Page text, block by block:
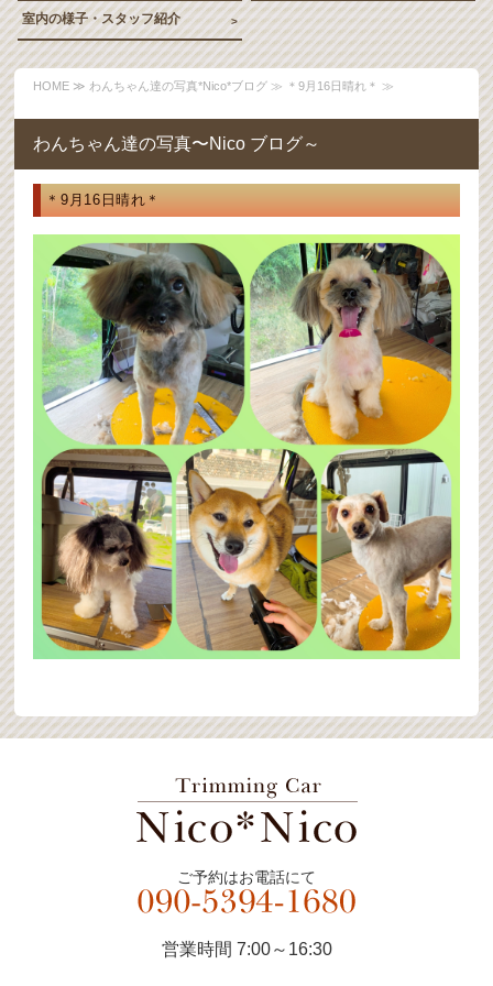
室内の様子・スタッフ紹介
HOME ≫ わんちゃん達の写真*Nico*ブログ ≫ ＊9月16日晴れ＊ ≫
わんちゃん達の写真〜Nico ブログ～
＊9月16日晴れ＊
ご予約はお電話にて
営業時間 7:00～16:30